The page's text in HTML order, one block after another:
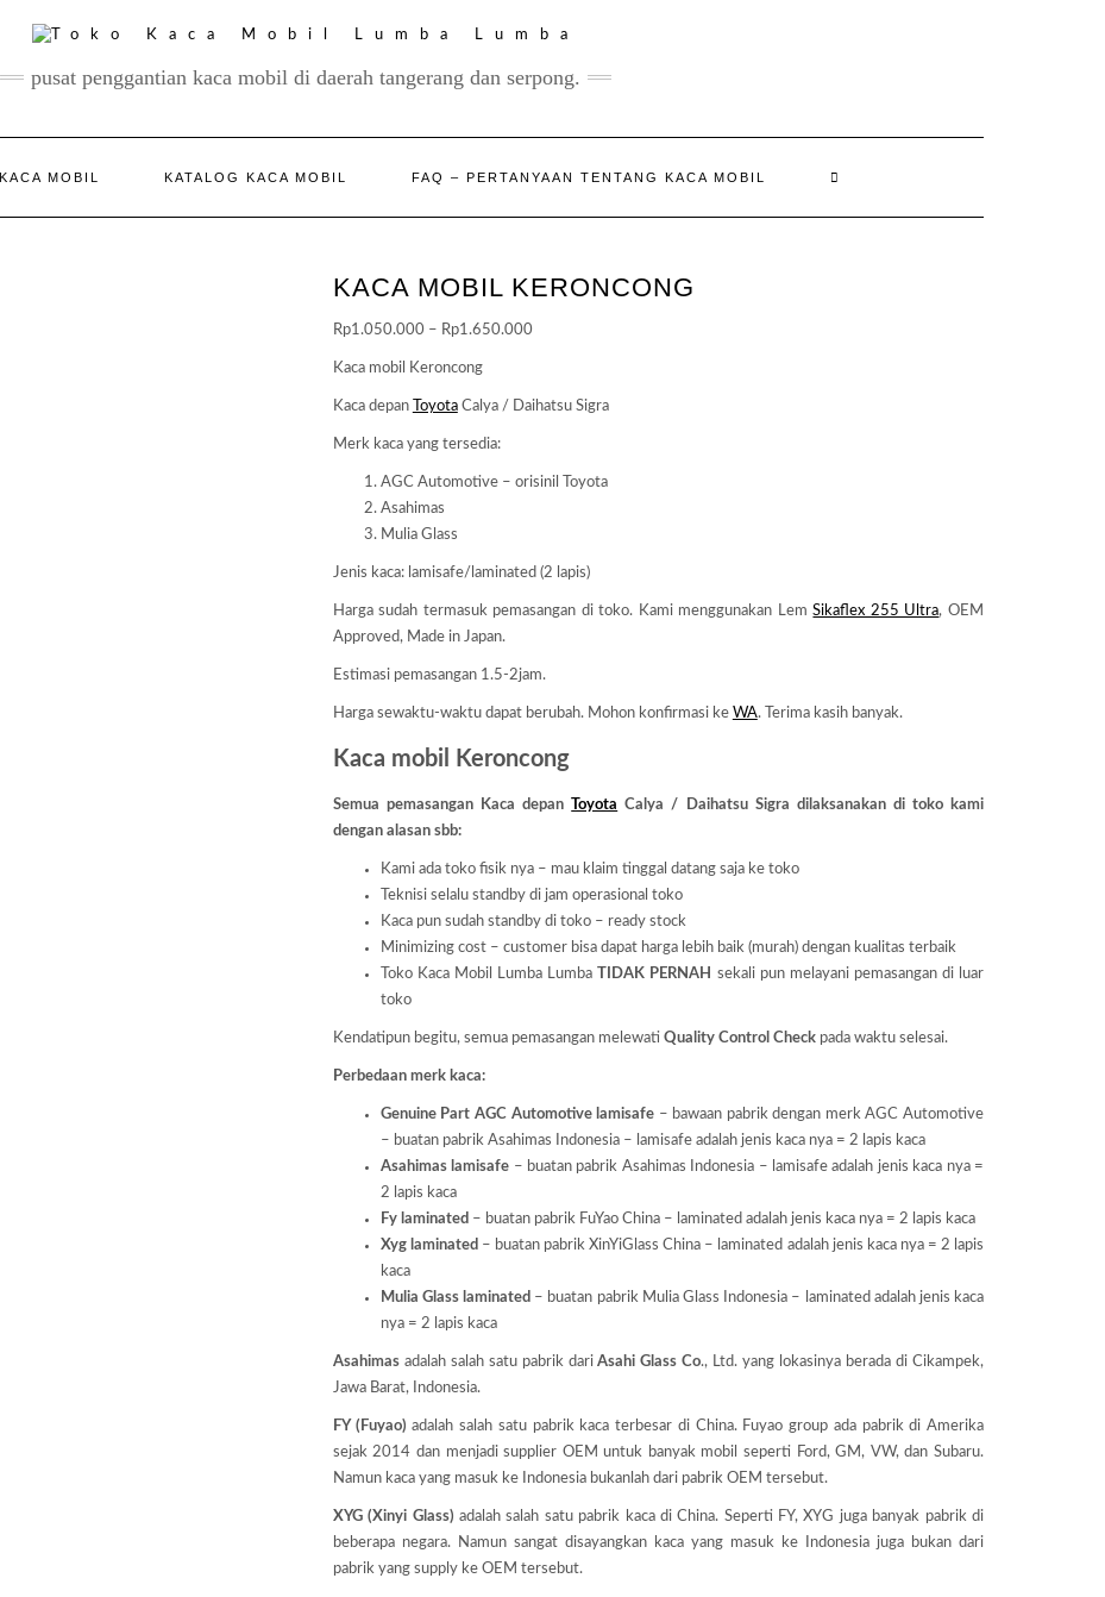
pusat penggantian kaca mobil di daerah tangerang dan serpong.
KACA MOBIL KATALOG KACA MOBIL FAQ – PERTANYAAN TENTANG KACA MOBIL
KACA MOBIL KERONCONG
Rp1.050.000 – Rp1.650.000Price
through
Kaca mobil Keroncong
Kaca depan ToyotaCalya / Daihatsu Sigra
Merk kaca yang tersedia:
AGC Automotive – orisinil Toyota
Asahimas
Mulia Glass
Jenis kaca: lamisafe/laminated (2 lapis)
Harga sudah termasuk pemasangan di toko. Kami menggunakan LemSikaflex 255 Ultra, OEM
Approved, Made in Japan.
Estimasi pemasangan 1.5-2jam.
Harga sewaktu-waktu dapat berubah. Mohon konfirmasi ke WA. Terima kasih banyak.
Kaca mobil Keroncong
Semua pemasangan Kaca depanToyota Calya / Daihatsu Sigra dilaksanakan di toko kami
dengan alasan sbb:
Kami ada toko fisik nya – mau klaim tinggal datang saja ke toko
Teknisi selalu standby di jam operasional toko
Kaca pun sudah standby di toko – ready stock
Minimizing cost – customer bisa dapat harga lebih baik (murah) dengan kualitas terbaik
Toko Kaca Mobil Lumba LumbaTIDAK PERNAH sekali pun melayani pemasangan di luar
toko
Kendatipun begitu, semua pemasangan melewati Quality Control Checkpada waktu selesai.
Perbedaan merk kaca:
Genuine Part AGC Automotive lamisafe – bawaan pabrik dengan merk AGC Automotive
– buatan pabrik Asahimas Indonesia – lamisafe adalah jenis kaca nya = 2 lapis kaca
Asahimas lamisafe – buatan pabrik Asahimas Indonesia – lamisafe adalah jenis kaca nya =
2 lapis kaca
Fy laminated – buatan pabrik FuYao China – laminated adalah jenis kaca nya = 2 lapis kaca
Xyg laminated – buatan pabrik XinYiGlass China – laminated adalah jenis kaca nya = 2 lapis
kaca
Mulia Glass laminated – buatan pabrik Mulia Glass Indonesia – laminated adalah jenis kaca
nya = 2 lapis kaca
Asahimas adalah salah satu pabrik dariAsahi Glass Co., Ltd. yang lokasinya berada di Cikampek,
Jawa Barat, Indonesia.
FY (Fuyao) adalah salah satu pabrik kaca terbesar di China. Fuyao group ada pabrik di Amerika
sejak 2014 dan menjadi supplier OEM untuk banyak mobil seperti Ford, GM, VW, dan Subaru.
Namun kaca yang masuk ke Indonesia bukanlah dari pabrik OEM tersebut.
XYG (Xinyi Glass) adalah salah satu pabrik kaca di China. Seperti FY, XYG juga banyak pabrik di
beberapa negara. Namun sangat disayangkan kaca yang masuk ke Indonesia juga bukan dari
pabrik yang supply ke OEM tersebut.